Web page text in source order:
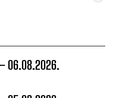
06.08.2026.